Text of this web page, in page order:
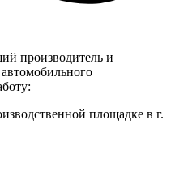
производитель и
площадке в г.